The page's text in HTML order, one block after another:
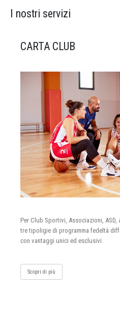
I nostri servizi
CARTA CLUB
Per Club Sportivi, Associazioni, ASD,
tre tipoligie di programma fedeltà
con vantaggi unici ed esclusivi.
Scopri di più